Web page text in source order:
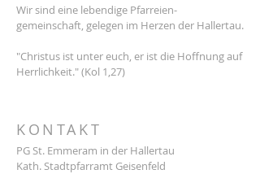
Wir sind eine lebendige Pfarreien-
gemeinschaft, gelegen im Herzen der Hallertau.
"Christus ist unter euch, er ist die Hoffnung auf
Herrlichkeit." (Kol 1,27)
KONTAKT
PG St. Emmeram in der Hallertau
Kath. Stadtpfarramt Geisenfeld